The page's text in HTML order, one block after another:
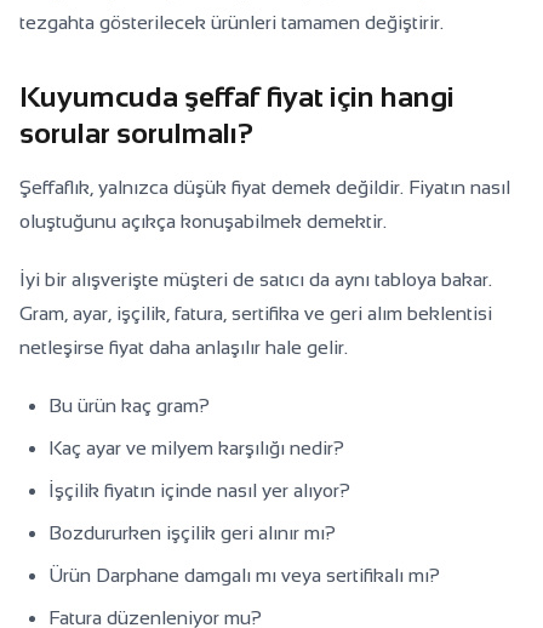
tezgahta gösterilecek ürünleri tamamen değiştirir.
Kuyumcuda şeffaf fiyat için hangi
sorular sorulmalı?
Şeffaflık, yalnızca düşük fiyat demek değildir. Fiyatın nasıl
oluştuğunu açıkça konuşabilmek demektir.
İyi bir alışverişte müşteri de satıcı da aynı tabloya bakar.
Gram, ayar, işçilik, fatura, sertifika ve geri alım beklentisi
netleşirse fiyat daha anlaşılır hale gelir.
Bu ürün kaç gram?
Kaç ayar ve milyem karşılığı nedir?
İşçilik fiyatın içinde nasıl yer alıyor?
Bozdururken işçilik geri alınır mı?
Ürün Darphane damgalı mı veya sertifikalı mı?
Fatura düzenleniyor mu?